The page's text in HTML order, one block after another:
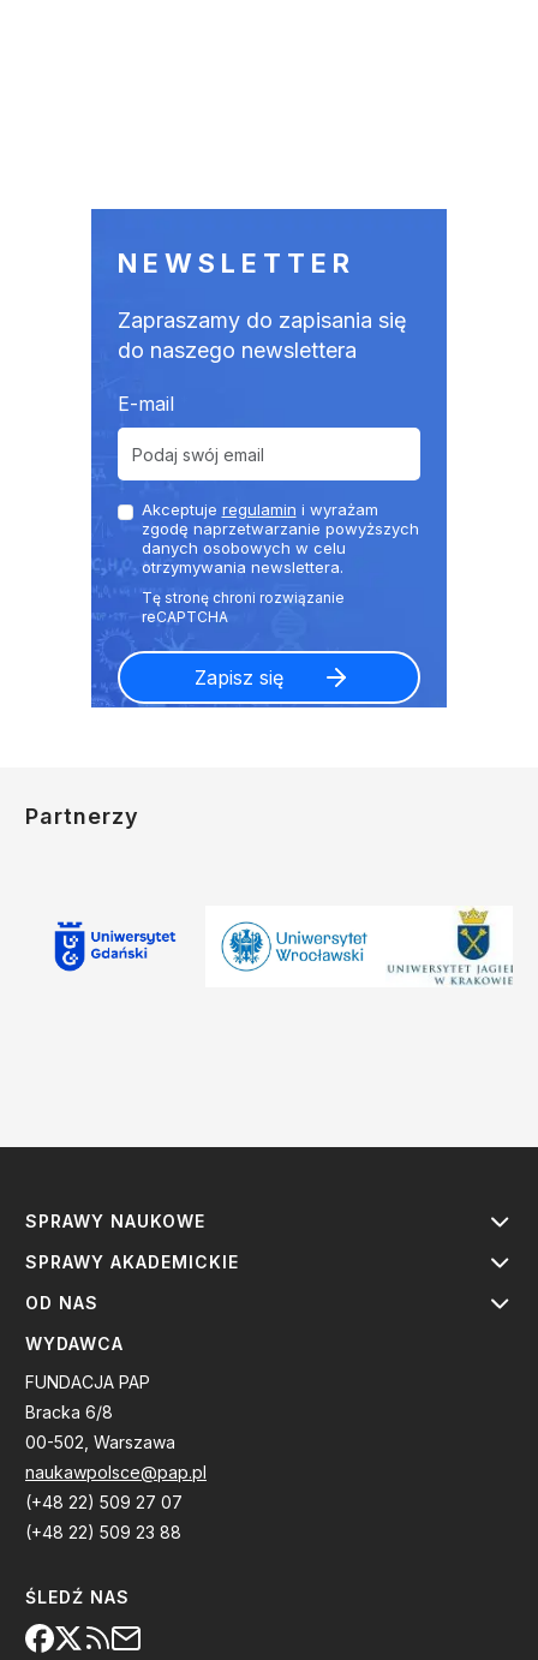
NEWSLETTER
Zapraszamy do zapisania się
do naszego newslettera
E-mail
Akceptuje regulamin i wyrażam
zgodę naprzetwarzanie powyższych
danych osobowych w celu
otrzymywania newslettera.
Partnerzy
SPRAWY NAUKOWE
SPRAWY AKADEMICKIE
OD NAS
WYDAWCA
FUNDACJA PAP
Bracka 6/8
00-502, Warszawa
naukawpolsce@pap.pl
(+48 22) 509 27 07
(+48 22) 509 23 88
ŚLEDŹ NAS